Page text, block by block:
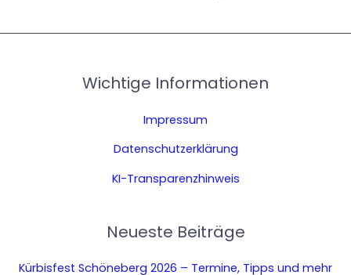
Wichtige Informationen
Impressum
Datenschutzerklärung
KI-Transparenzhinweis
Neueste Beiträge
Kürbisfest Schöneberg 2026 – Termine, Tipps und mehr